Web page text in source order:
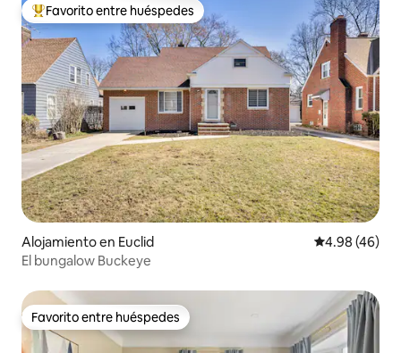
Favorito entre huéspedes preferido
Favorito entre huéspedes
Alojamiento en Euclid Calificación
4.98 (46)
El bungalow Buckeye
Favorito entre huéspedes
Favorito entre huéspedes